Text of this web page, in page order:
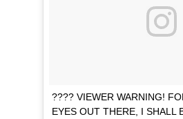
???? VIEWER WARNING!
EYES OUT THERE, I SHALL